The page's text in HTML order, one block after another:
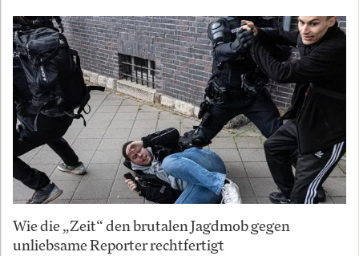
Wie die „Zeit“ den brutalen Jagdmob gegen
unliebsame Reporter rechtfertigt